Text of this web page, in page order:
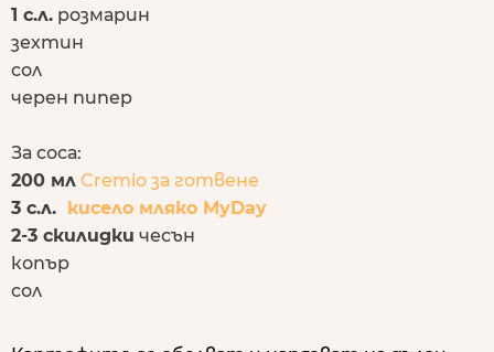
1 с.л. розмарин
зехтин
сол
черен пипер
За соса:
200 мл Cremio за готвене
3 с.л.
кисело мляко MyDay
2-3 скилидки чесън
копър
сол